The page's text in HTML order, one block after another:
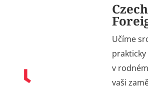
Učíme
v
vaši